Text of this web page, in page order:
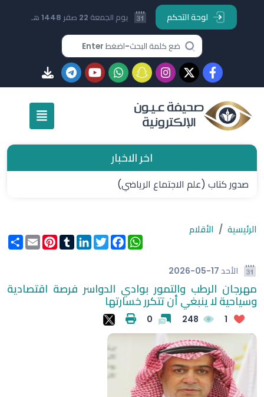
لوحة التحكم يوم الجمعة 22 صفر 1448 هـ
اخر الاخبار
صدور كتاب (علم الاجتماع الرياضي)
الرئيسية الأقلام
انشرEmail
PinterestTumblrLinkedInTwitter
Facebook
WhatsApp
الأحد 2026-05-17
مهرجان الرطب والتمور بوادي الدواسر فرصة اقتصادية
وسياحية لا ينبغي أن تتكرر خسارتها
1
248
0